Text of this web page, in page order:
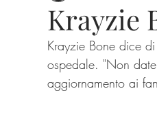
Krayzie
Krayzie Bone dice
ospedale. "Non
aggiornamento ai